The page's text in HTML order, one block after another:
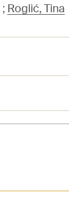
; Roglić, Tina